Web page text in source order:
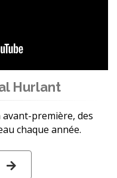
Hurlant
avant-première, des
chaque année.